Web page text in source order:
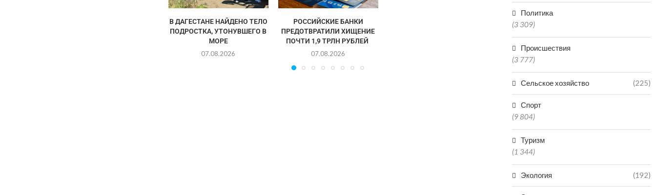
В ДАГЕСТАНЕ НАЙДЕНО ТЕЛО
ПОДРОСТКА, УТОНУВШЕГО В
МОРЕ
07.08.2026
РОССИЙСКИЕ БАНКИ
ПРЕДОТВРАТИЛИ ХИЩЕНИЕ
ПОЧТИ 1,9 ТРЛН РУБЛЕЙ
07.08.2026
ДАГЕСТАНЕЦ ОТВЕТИТ В
Политика
(3 309)
Происшествия
(3 777)
Сельское хозяйство (225)
Спорт
(9 804)
Туризм
(1 344)
Экология (192)